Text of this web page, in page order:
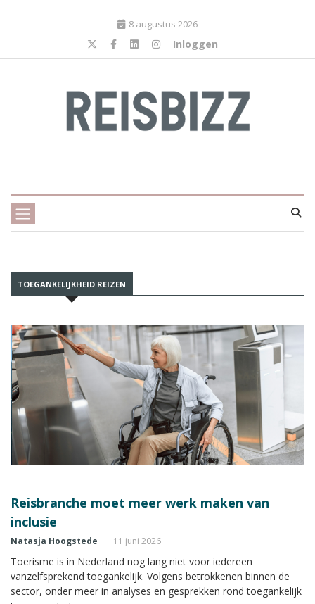
8 augustus 2026
Inloggen
TOEGANKELIJKHEID REIZEN
Reisbranche moet meer werk maken van
inclusie
Natasja Hoogstede 11 juni 2026
Toerisme is in Nederland nog lang niet voor iedereen
vanzelfsprekend toegankelijk. Volgens betrokkenen binnen de
sector, onder meer in analyses en gesprekken rond toegankelijk